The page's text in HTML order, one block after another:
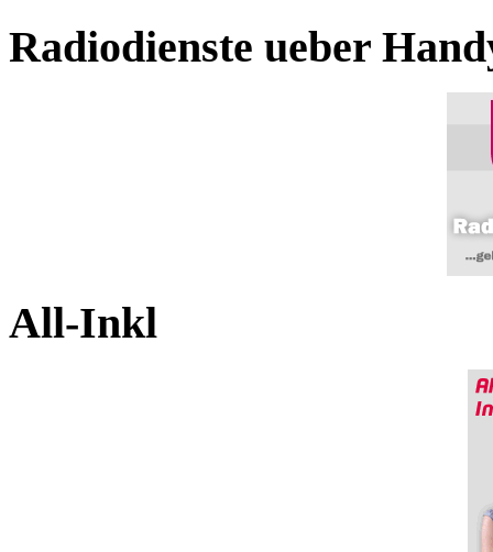
Radiodienste ueber
All-Inkl